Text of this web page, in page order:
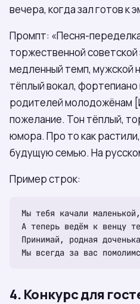
вечера, когда зал готов к
Промпт: «Песня-
торжественной
медленный темп, мужской
тёплый вокал,
родителей молодожёнам
пожелание. Тон тёплый,
юмора. Про то как
будущую семью. На
Пример строк:
Мы тебя качали
А теперь ведём к венцу
Принимай, родная
4. Конкурс для